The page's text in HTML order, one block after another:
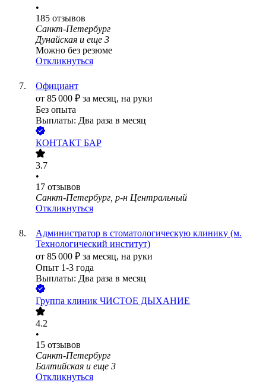
•
185 отзывов
Санкт-Петербург
Дунайская и еще 3
Можно без резюме
Откликнуться
Официант
от 85 000 ₽ за месяц, на руки
Без опыта
Выплаты: Два раза в месяц
КОНТАКТ БАР
3.7
•
17 отзывов
Санкт-Петербург, р-н Центральный
Откликнуться
Администратор в стоматологическую клинику (м.
Технологический институт)
от 85 000 ₽ за месяц, на руки
Опыт 1-3 года
Выплаты: Два раза в месяц
Группа клиник ЧИСТОЕ ДЫХАНИЕ
4.2
•
15 отзывов
Санкт-Петербург
Балтийская и еще 3
Откликнуться